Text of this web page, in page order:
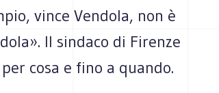
vince Vendola, non è
Il sindaco di Firenze
cosa e fino a quando.